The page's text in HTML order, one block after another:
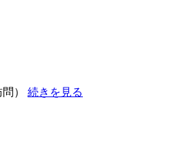
）
続きを見る